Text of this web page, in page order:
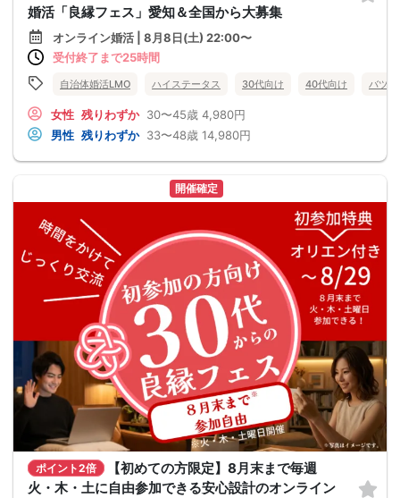
婚活「良縁フェス」愛知＆全国から大募集
オンライン婚活 | 8月8日(土) 22:00〜
受付終了まで25時間
自治体婚活LMO ハイステータス 30代向け 40代向け バツ
女性 残りわずか 30〜45歳 4,980円
男性 残りわずか 33〜48歳 14,980円
開催確定
ポイント2倍
【初めての方限定】8月末まで毎週
火・木・土に自由参加できる安心設計のオンライン